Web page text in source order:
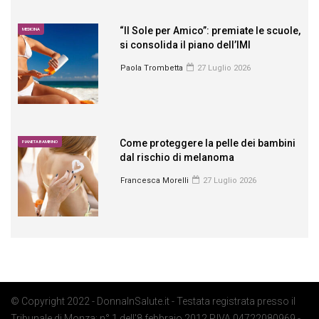
MEDICINA
“Il Sole per Amico”: premiate le scuole,
si consolida il piano dell’IMI
Paola Trombetta 27 Luglio 2026
PIANETA BAMBINO
Come proteggere la pelle dei bambini
dal rischio di melanoma
Francesca Morelli 27 Luglio 2026
© Copyright 2022 - DonnaInSalute.it - Testata registrata presso il